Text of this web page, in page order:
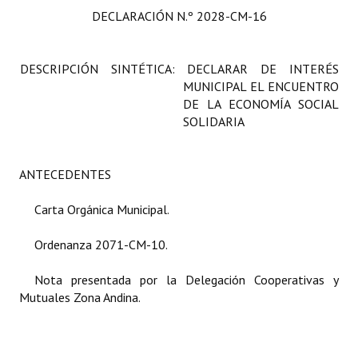
Programas
Constitución Provincial
Carta Orgánica 2007
Reglamento Interno
Organigrama
DECLARACIÓN N.º 2028-CM-16
DESCRIPCIÓN SINTÉTICA: DECLARAR DE INTERÉS
MUNICIPAL EL ENCUENTRO
DE LA ECONOMÍA SOCIAL
SOLIDARIA
ANTECEDENTES
Carta Orgánica Municipal.
Ordenanza 2071-CM-10.
Nota presentada por la Delegación Cooperativas y
Mutuales Zona Andina.